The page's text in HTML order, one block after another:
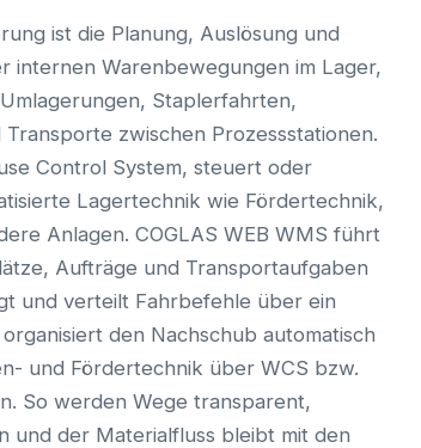
ist die Planung, Auslösung und
internen Warenbewegungen im Lager,
Staplerfahrten,
zwischen Prozessstationen.
Control System, steuert oder
Lagertechnik wie Fördertechnik,
Anlagen. COGLAS WEB WMS führt
Aufträge und Transportaufgaben
und verteilt Fahrbefehle über ein
den Nachschub automatisch
und Fördertechnik über WCS bzw.
So werden Wege transparent,
und der Materialfluss bleibt mit den